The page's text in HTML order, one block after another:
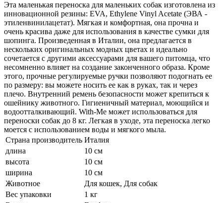
Эта маленькая переноска для маленьких собак изготовлена из
инновационной резины: EVA, Ethylene Vinyl Acetate (ЭВА -
этиленвинилацетат). Мягкая и комфортная, она прочна и
очень красива даже для использования в качестве сумки для
шопинга. Произведенная в Италии, она предлагается в
нескольких оригинальных модных цветах и идеально
сочетается с другими аксессуарами для вашего питомца, что
несомненно влияет на создание законченного образа. Кроме
этого, прочные регулируемые ручки позволяют подогнать ее
по размеру: вы можете носить ее как в руках, так и через
плечо. Внутренний ремень безопасности может крепиться к
ошейнику животного. Гигиеничный материал, моющийся и
водоотталкивающий. With-Me может использоваться для
переноски собак до 8 кг. Легкая в уходе, эта переноска легко
моется с использованием воды и мягкого мыла.
Страна производитель Италия
длина
10 см
высота
10 см
ширина
10 см
Животное
Для кошек, Для собак
Вес упаковки
1 кг